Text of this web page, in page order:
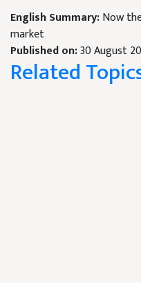
English Summary:Now
market
Published on:30 August
Related